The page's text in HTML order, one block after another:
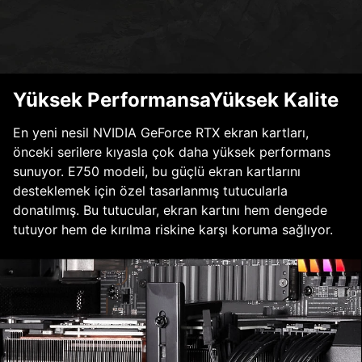
Yüksek PerformansaYüksek Kalite
En yeni nesil NVIDIA GeForce RTX ekran kartları,
önceki serilere kıyasla çok daha yüksek performans
sunuyor. E750 modeli, bu güçlü ekran kartlarını
desteklemek için özel tasarlanmış tutucularla
donatılmış. Bu tutucular, ekran kartını hem dengede
tutuyor hem de kırılma riskine karşı koruma sağlıyor.